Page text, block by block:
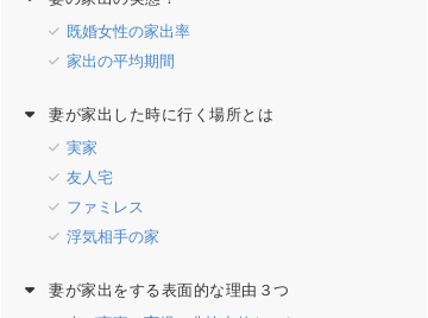
既婚女性の家出率
家出の平均期間
妻が家出した時に行く場所とは
実家
友人宅
ファミレス
浮気相手の家
妻が家出をする表面的な理由３つ